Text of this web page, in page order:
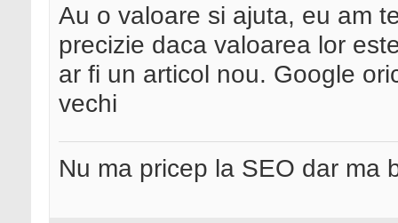
Au o valoare si ajuta, eu am
precizie daca valoarea lor
ar fi un articol nou. Google
vechi
Nu ma pricep la SEO dar ma